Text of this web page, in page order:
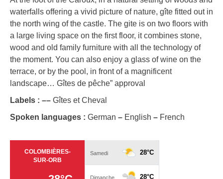
waterfalls offering a vivid picture of nature, gîte fitted out in
the north wing of the castle. The gite is on two floors with
a large living space on the first floor, it combines stone,
wood and old family furniture with all the technology of
the moment. You can also enjoy a glass of wine on the
terrace, or by the pool, in front of a magnificent
landscape… Gîtes de pêche” approval
Labels : –– Gîtes et Cheval
Spoken languages : German – English – French